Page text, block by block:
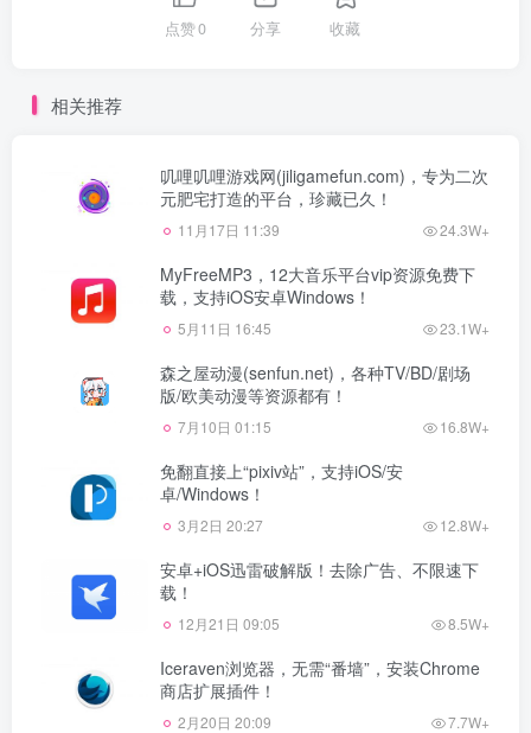
点赞0 分享 收藏
相关推荐
叽哩叽哩游戏网(jiligamefun.com)，专为二次
元肥宅打造的平台，珍藏已久！
11月17日 11:39 24.3W+
MyFreeMP3，12大音乐平台vip资源免费下
载，支持iOS安卓Windows！
5月11日 16:45 23.1W+
森之屋动漫(senfun.net)，各种TV/BD/剧场
版/欧美动漫等资源都有！
7月10日 01:15 16.8W+
免翻直接上“pixiv站”，支持iOS/安
卓/Windows！
3月2日 20:27 12.8W+
安卓+iOS迅雷破解版！去除广告、不限速下
载！
12月21日 09:05 8.5W+
Iceraven浏览器，无需“番墙”，安装Chrome
商店扩展插件！
2月20日 20:09 7.7W+